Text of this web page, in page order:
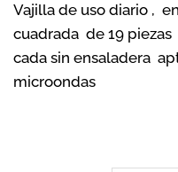
Vajilla de uso diario ,
cuadrada de 19
cada sin ensaladera
microondas